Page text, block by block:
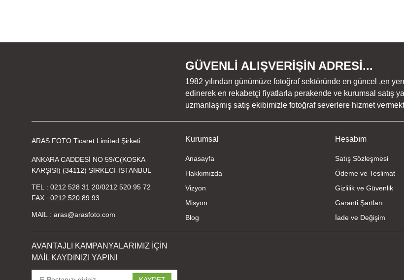
GÜVENLİ ALIŞVERİŞİN ADRESİ...
1982 yılından günümüze fotoğraf sektöründe en güncel ,en
edinerek en rekabetçi fiyatlarla perakende ve kurumsal satış
uzmanlaşmış satış ekibimizle fotoğraf severlere hizmet
ARAS FOTO Ticaret Limited Şirketi
ANKARA CADDESİ NO 59/C(KOSKA
KARŞISI) (34112) SİRKECİ-İSTANBUL
TEL 0212 528 31 20/0212 520 95 72
FAX
0212 520 89 93
MAIL aras@arasfoto.com
Kurumsal
Anasayfa
Hakkımızda
Vizyon
Misyon
Blog
Hesabım
Satış Sözleşmesi
Ödeme ve Teslimat
Gizlilik ve Güvenlik
Garanti Şartları
İade ve Değişim
AVANTAJLI KAMPANYALARIMIZ İÇİN
MAİL KAYDINIZI YAPIN!